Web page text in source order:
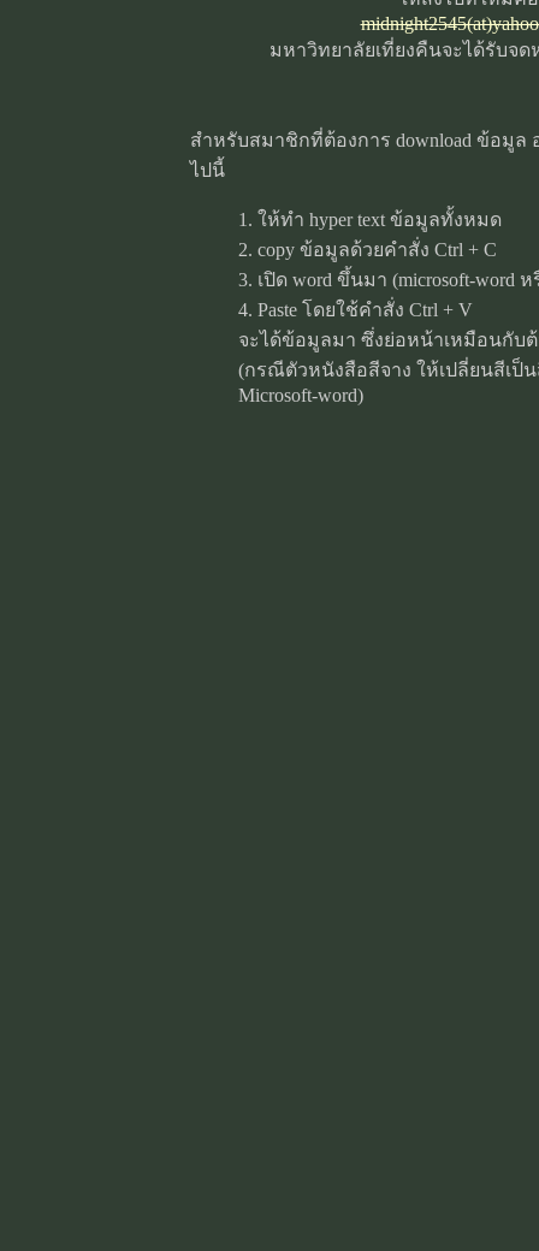
มหาวิทยาลัยเที่ยงคืนจะได้รับจด
สำหรับสมาชิกที่ต้องการ download ข้อมูล
ไปนี้
1. ให้ทำ hyper text ข้อมูลทั้งหมด
2. copy ข้อมูลด้วยคำสั่ง Ctrl + C
3. เปิด word ขึ้นมา (microsoft-word ห
4. Paste โดยใช้คำสั่ง Ctrl + V
จะได้ข้อมูลมา ซึ่งย่อหน้าเหมือนกับ
(กรณีตัวหนังสือสีจาง ให้เปลี่ยนสีเป็
Microsoft-word)